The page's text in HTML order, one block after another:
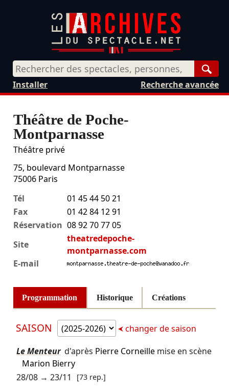
Recherche avancée
Installer
Théâtre de Poche-
Montparnasse
Théâtre privé
75, boulevard Montparnasse
75006 Paris
Tél
01 45 44 50 21
Fax
01 42 84 12 91
Réservation 08 92 70 77 05
Site
theatredepoche-
montparnasse.com
E-mail
Programmation Historique Créations
SAISON changer de saison
Le Menteur d'après Pierre Corneillemise en scène
Marion Bierry
28/08→ 23/11 [73 rep.]